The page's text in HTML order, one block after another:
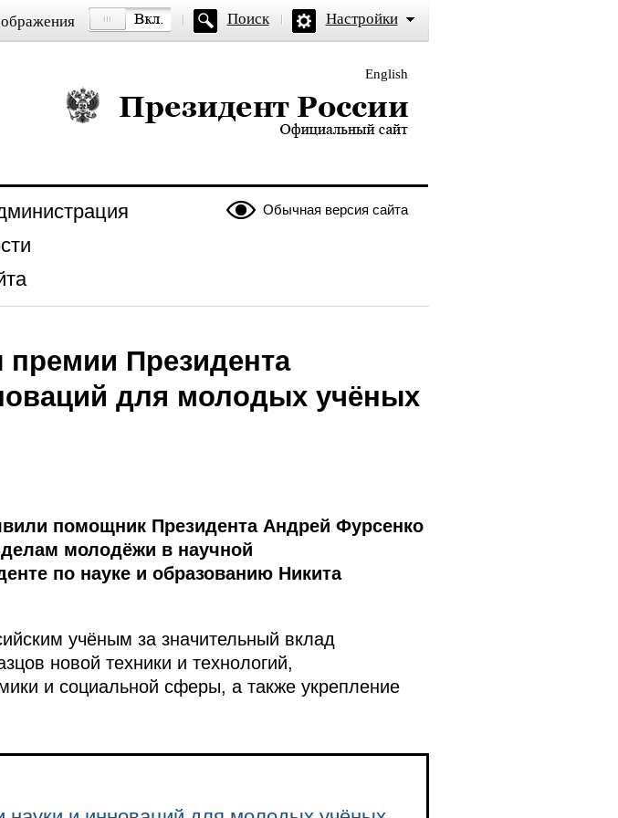
Поиск Настройки
English
Президент России — официальный сайт
Обычная версия сайта
Президента
для молодых учёных
помощник Президента Андрей Фурсенко
молодёжи в научной
по науке и образованию Никита
учёным за значительный вклад
новой техники и технологий,
и социальной сферы, а также укрепление